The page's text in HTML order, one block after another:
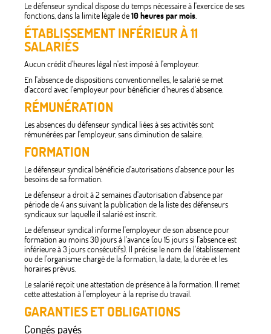
Le défenseur syndical dispose du temps nécessaire à l'exercice de ses
fonctions, dans la limite légale de10 heures par mois.
ÉTABLISSEMENT INFÉRIEUR À 11
SALARIÉS
Aucun crédit d'heures légal n'est imposé à l'employeur.
En l'absence de dispositions conventionnelles, le salarié se met
d'accord avec l'employeur pour bénéficier d'heures d'absence.
RÉMUNÉRATION
Les absences du défenseur syndical liées à ses activités sont
rémunérées par l'employeur, sans diminution de salaire.
FORMATION
Le défenseur syndical bénéficie d'autorisations d'absence pour les
besoins de sa formation.
Le défenseur a droit à 2 semaines d'autorisation d'absence par
période de 4 ans suivant la publication de la liste des défenseurs
syndicaux sur laquelle il salarié est inscrit.
Le défenseur syndical informe l'employeur de son absence pour
formation au moins 30 jours à l'avance (ou 15 jours si l'absence est
inférieure à 3 jours consécutifs). Il précise le nom de l'établissement
ou de l'organisme chargé de la formation, la date, la durée et les
horaires prévus.
Le salarié reçoit une attestation de présence à la formation. Il remet
cette attestation à l'employeur à la reprise du travail.
GARANTIES ET OBLIGATIONS
Congés payés